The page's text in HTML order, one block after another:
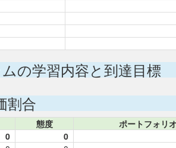
の学習内容と到達目標
割合
態度 ポートフォリオ
0 0